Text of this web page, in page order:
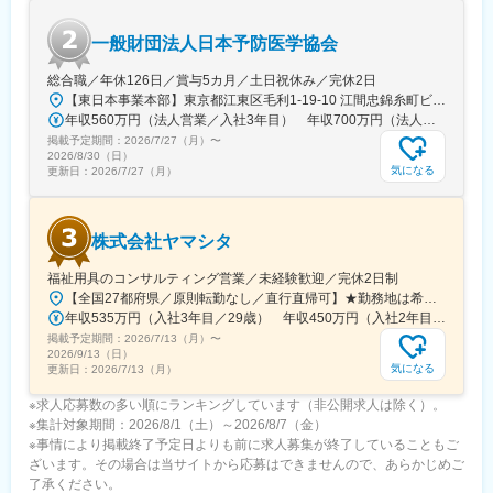
す。
・会議や打ち合わせで必要な時は大阪・東京等へ出張（宿泊も伴
います）が発生します。
※国内出張の頻度は1~3回/年です。（海外出張の可能性も一部ござ
います）
■ワークライフバランス：
同社は、個人が最大限に能力を発揮できるよう働きやすい環境作
誇っており、長期就業が可能な環境・福利厚生が整っています。
変更の範囲：会社の定める業務
一般財団法人日本予防医学協会
総合職／年休126日／賞与5カ月／土日祝休み／完休2日
掲載予定期間： 2026/7/27（月） 〜
2026/8/30（日）
更新日： 2026/7/27（月） 気になる
株式会社ヤマシタ
福祉用具のコンサルティング営業／未経験歓迎／完休2日制
掲載予定期間： 2026/7/13（月） 〜
2026/9/13（日）
更新日： 2026/7/13（月） 気になる
※求人応募数の多い順にランキングしています（非公開求人は除く）。
※集計対象期間：2026/8/1（土）～2026/8/7（金）
※事情により掲載終了予定日よりも前に求人募集が終了していることもご
ざいます。その場合は当サイトから応募はできませんので、あらかじめご
了承ください。